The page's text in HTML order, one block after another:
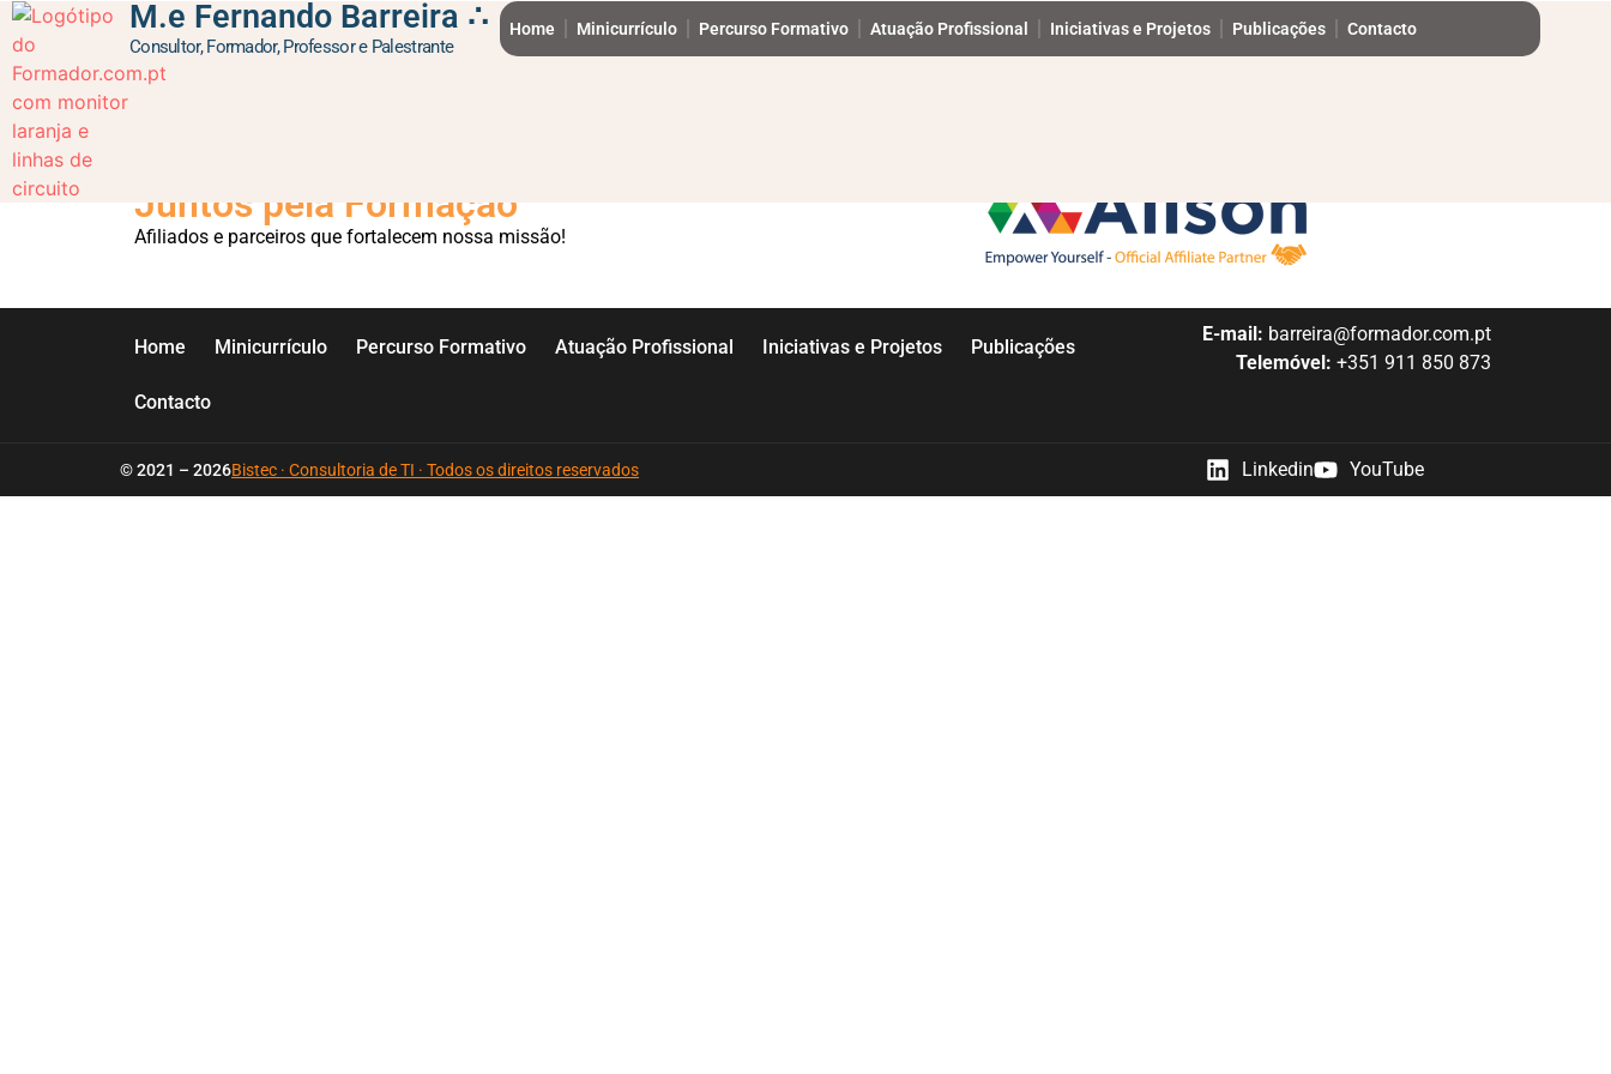
content M.e Fernando Barreira ∴
Consultor, Formador, Professor e Palestrante
Home Minicurrículo Percurso Formativo Atuação Profissional Iniciativas e Projetos Publicações Contacto
Teste – Palestras
Juntos pela Formação
Afiliados e parceiros que fortalecem nossa missão!
Home Minicurrículo Percurso Formativo Atuação Profissional Iniciativas e Projetos Publicações
Contacto
E-mail: barreira@formador.com.pt
Telemóvel: +351 911 850 873
© 2021 – 2026Bistec · Consultoria de TI · Todos os direitos reservados Linkedin YouTube